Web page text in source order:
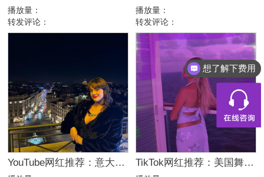
播放量：
转发评论：
播放量：
转发评论：
YouTube网红推荐：意大利家庭生活美妆护肤尾部博主 TikTok网红推荐：美国舞蹈美女娱乐达人资源
想了解下费用